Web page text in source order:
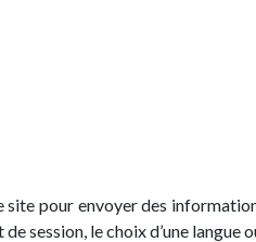
pour envoyer des
session, le choix d’une langue